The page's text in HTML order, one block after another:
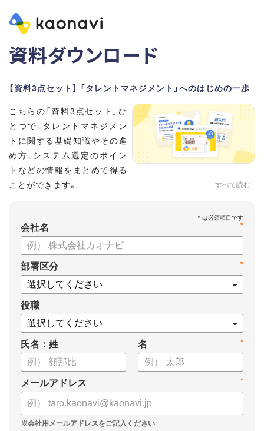
資料ダウンロード
【資料3点セット】 「タレントマネジメント」へのはじめの一歩
すべて読む
こちらの「資料3点セット」ひ
とつで、タレントマネジメン
トに関する基礎知識やその進
め方、システム選定のポイン
トなどの情報をまとめて得る
ことができます。
【資料セット内容】
・超入門タレントマネジメント
・タレントマネジメントシステムの選び方
・タレントマネジメントシステム「カオナビ」の説明資料
*
会社名
*
部署区分
役職
氏名：姓 *
名
*
メールアドレス